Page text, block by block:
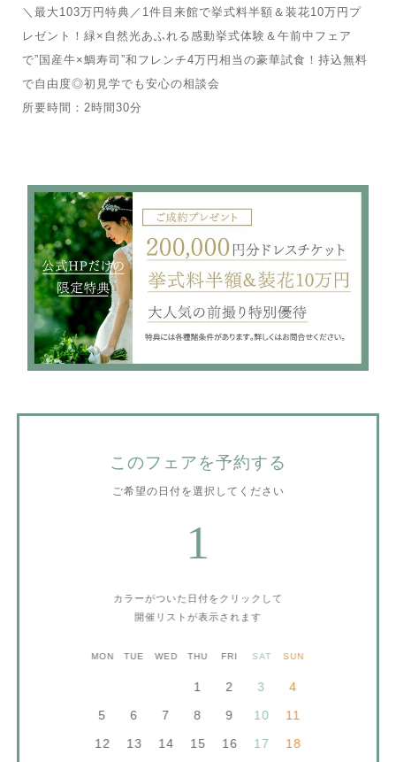
＼最大103万円特典／1件目来館で挙式料半額＆装花10万円プ
レゼント！緑×自然光あふれる感動挙式体験＆午前中フェア
で”国産牛×鯛寿司”和フレンチ4万円相当の豪華試食！持込無料
で自由度◎初見学でも安心の相談会
所要時間：2時間30分
このフェアを予約する
ご希望の日付を選択してください
1
カラーがついた日付をクリックして
開催リストが表示されます
MON TUE WED THU FRI SAT SUN
1 2 3
4
5
6 7 8 9 10
11
12
13 14 15 16 17
18